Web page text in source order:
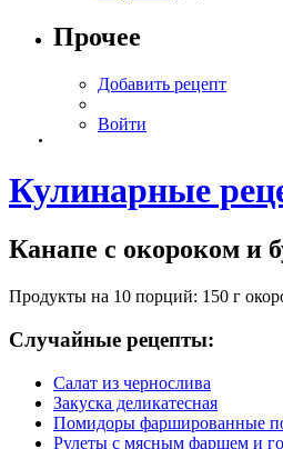
Прочее
Добавить рецепт
Войти
Кулинарные
Канапе с окороком и
Продукты на 10 порций: 150 г
Случайные рецепты:
Салат из чернослива
Закуска деликатесная
Помидоры фаршированные
Рулеты с мясным фаршем и